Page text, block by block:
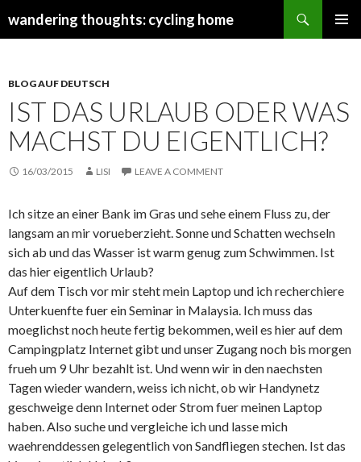
wandering thoughts: cycling home
BLOG AUF DEUTSCH
IST DAS URLAUB ODER WAS
MACHST DU EIGENTLICH?
16/03/2015 LISI LEAVE A COMMENT
Ich sitze an einer Bank im Gras und sehe einem Fluss zu, der
langsam an mir vorueberzieht. Sonne und Schatten wechseln
sich ab und das Wasser ist warm genug zum Schwimmen. Ist
das hier eigentlich Urlaub?
Auf dem Tisch vor mir steht mein Laptop und ich recherchiere
Unterkuenfte fuer ein Seminar in Malaysia. Ich muss das
moeglichst noch heute fertig bekommen, weil es hier auf dem
Campingplatz Internet gibt und unser Zugang noch bis morgen
frueh um 9 Uhr bezahlt ist. Und wenn wir in den naechsten
Tagen wieder wandern, weiss ich nicht, ob wir Handynetz
geschweige denn Internet oder Strom fuer meinen Laptop
haben. Also suche und vergleiche ich und lasse mich
waehrenddessen gelegentlich von Sandfliegen stechen. Ist das